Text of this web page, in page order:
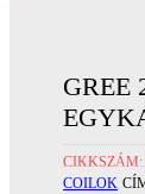
GREE
CIKKSZÁM:
COILOK